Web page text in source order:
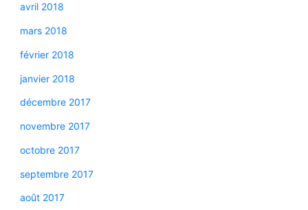
avril 2018
mars 2018
février 2018
janvier 2018
décembre 2017
novembre 2017
octobre 2017
septembre 2017
août 2017